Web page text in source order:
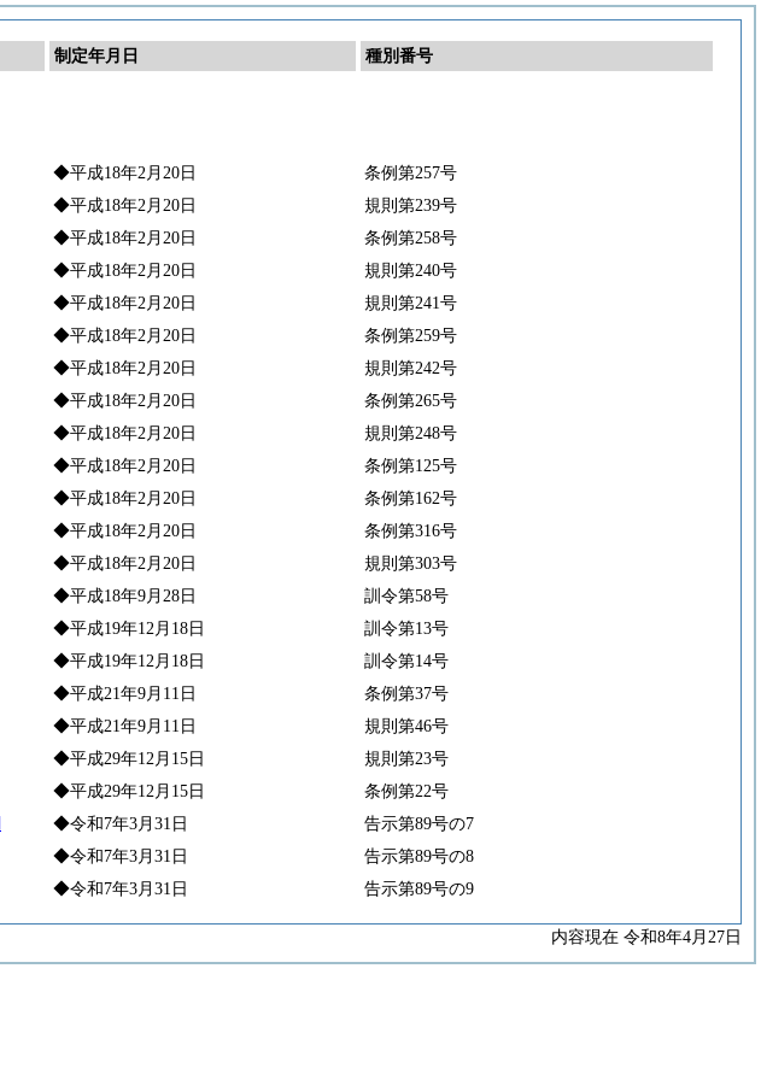
制定年月日
種別番号
◆平成18年2月20日
条例第257号
◆平成18年2月20日
規則第239号
◆平成18年2月20日
条例第258号
◆平成18年2月20日
規則第240号
◆平成18年2月20日
規則第241号
◆平成18年2月20日
条例第259号
◆平成18年2月20日
規則第242号
◆平成18年2月20日
条例第265号
◆平成18年2月20日
規則第248号
◆平成18年2月20日
条例第125号
◆平成18年2月20日
条例第162号
◆平成18年2月20日
条例第316号
◆平成18年2月20日
規則第303号
◆平成18年9月28日
訓令第58号
◆平成19年12月18日
訓令第13号
◆平成19年12月18日
訓令第14号
◆平成21年9月11日
条例第37号
◆平成21年9月11日
規則第46号
◆平成29年12月15日
規則第23号
◆平成29年12月15日
条例第22号
◆令和7年3月31日
告示第89号の7
◆令和7年3月31日
告示第89号の8
◆令和7年3月31日 告示第89号の9
内容現在 令和8年4月27日